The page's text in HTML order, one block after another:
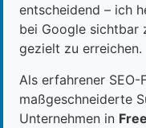
entscheidend – ich
bei Google sichtbar
gezielt zu erreichen.
Als erfahrener
maßgeschneiderte
Unternehmen in